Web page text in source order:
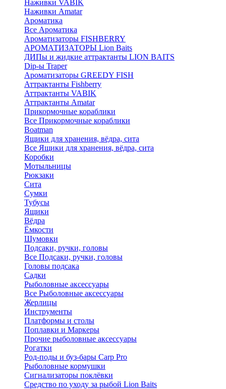
Наживки VABIK
Наживки Amatar
Ароматика
Все Ароматика
Ароматизаторы FISHBERRY
АРОМАТИЗАТОРЫ Lion Baits
ДИПы и жидкие аттрактанты LION BAITS
Dip-ы Traper
Ароматизаторы GREEDY FISH
Аттрактанты Fishberry
Аттрактанты VABIK
Аттрактанты Amatar
Прикормочные кораблики
Все Прикормочные кораблики
Boatman
Ящики для хранения, вёдра, сита
Все Ящики для хранения, вёдра, сита
Коробки
Мотыльницы
Рюкзаки
Сита
Сумки
Тубусы
Ящики
Вёдра
Ёмкости
Шумовки
Подсаки, ручки, головы
Все Подсаки, ручки, головы
Головы подсака
Садки
Рыболовные аксессуары
Все Рыболовные аксессуары
Жерлицы
Инструменты
Платформы и столы
Поплавки и Маркеры
Прочие рыболовные аксессуары
Рогатки
Род-поды и буз-бары Carp Pro
Рыболовные кормушки
Сигнализаторы поклёвки
Средство по уходу за рыбой Lion Baits